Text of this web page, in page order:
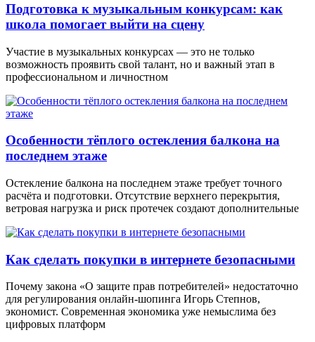
Подготовка к музыкальным конкурсам: как
школа помогает выйти на сцену
Участие в музыкальных конкурсах — это не только
возможность проявить свой талант, но и важный этап в
профессиональном и личностном
Особенности тёплого остекления балкона на
последнем этаже
Остекление балкона на последнем этаже требует точного
расчёта и подготовки. Отсутствие верхнего перекрытия,
ветровая нагрузка и риск протечек создают дополнительные
Как сделать покупки в интернете безопасными
Почему закона «О защите прав потребителей» недостаточно
для регулирования онлайн-шопинга Игорь Степнов,
экономист. Современная экономика уже немыслима без
цифровых платформ